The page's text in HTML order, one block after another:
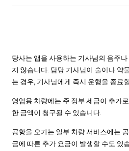
당사는 앱을 사용하는 기사님의 음주
지 않습니다. 담당 기사님이 술이나 약
는 경우, 기사님에게 즉시 운행을 종료
영업용 차량에는 주 정부 세금이 추가
한 금액이 청구될 수 있습니다.
공항을 오가는 일부 차량 서비스에는
금에 따른 추가 요금이 발생할 수도 있